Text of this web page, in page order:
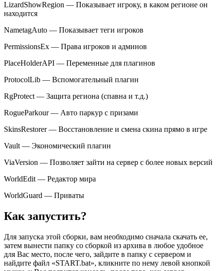
LizardShowRegion — Показывает игроку, в каком регионе он
находится
NametagAuto — Показывает теги игроков
PermissionsEx — Права игроков и админов
PlaceHolderAPI — Переменные для плагинов
ProtocolLib — Вспомогательный плагин
RgProtect — Защита региона (спавна и т.д.)
RogueParkour — Авто паркур с призами
SkinsRestorer — Восстановление и смена скина прямо в игре
Vault — Экономический плагин
ViaVersion — Позволяет зайти на сервер с более новых версий
WorldEdit — Редактор мира
WorldGuard — Приваты
Как запустить?
Для запуска этой сборки, вам необходимо сначала скачать ее,
затем вынести папку со сборкой из архива в любое удобное
для Вас место, после чего, зайдите в папку с сервером и
найдите файл «START.bat», кликните по нему левой кнопкой